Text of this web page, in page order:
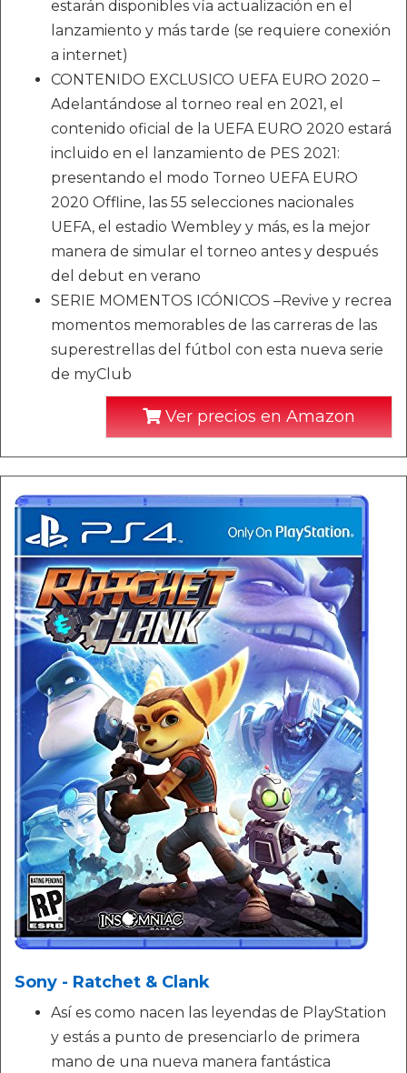
estarán disponibles vía actualización en el
lanzamiento y más tarde (se requiere conexión
a internet)
CONTENIDO EXCLUSICO UEFA EURO 2020 –
Adelantándose al torneo real en 2021, el
contenido oficial de la UEFA EURO 2020 estará
incluido en el lanzamiento de PES 2021:
presentando el modo Torneo UEFA EURO
2020 Offline, las 55 selecciones nacionales
UEFA, el estadio Wembley y más, es la mejor
manera de simular el torneo antes y después
del debut en verano
SERIE MOMENTOS ICÓNICOS –Revive y recrea
momentos memorables de las carreras de las
superestrellas del fútbol con esta nueva serie
de myClub
Ver precios en Amazon
Sony - Ratchet & Clank
Así es como nacen las leyendas de PlayStation
y estás a punto de presenciarlo de primera
mano de una nueva manera fantástica